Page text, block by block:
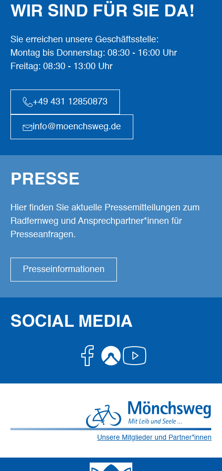
WIR SIND FÜR SIE DA!
Sie erreichen unsere Geschäftsstelle:
Montag bis Donnerstag: 08:30 - 16:00 Uhr
Freitag: 08:30 - 13:00 Uhr
+49 431 12850873
info@moenchsweg.de
PRESSE
Hier finden Sie aktuelle Pressemitteilungen zum
Radfernweg und Ansprechpartner*innen für
Presseanfragen.
Presseinformationen
SOCIAL MEDIA
Facebook
Komoot
Youtube
Unsere Mitglieder und Partner*innen